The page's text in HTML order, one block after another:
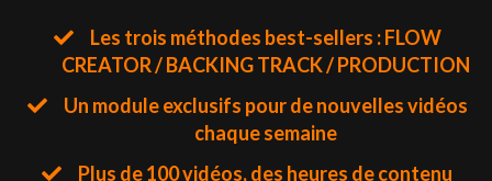
Les trois méthodes best-sellers : FLOW
CREATOR / BACKING TRACK / PRODUCTION
Un module exclusifs pour de nouvelles vidéos
chaque semaine
Plus de 100 vidéos, des heures de contenu